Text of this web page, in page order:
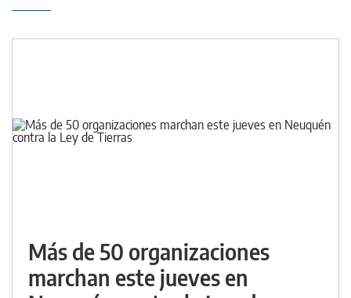
Más de 50 organizaciones
marchan este jueves en